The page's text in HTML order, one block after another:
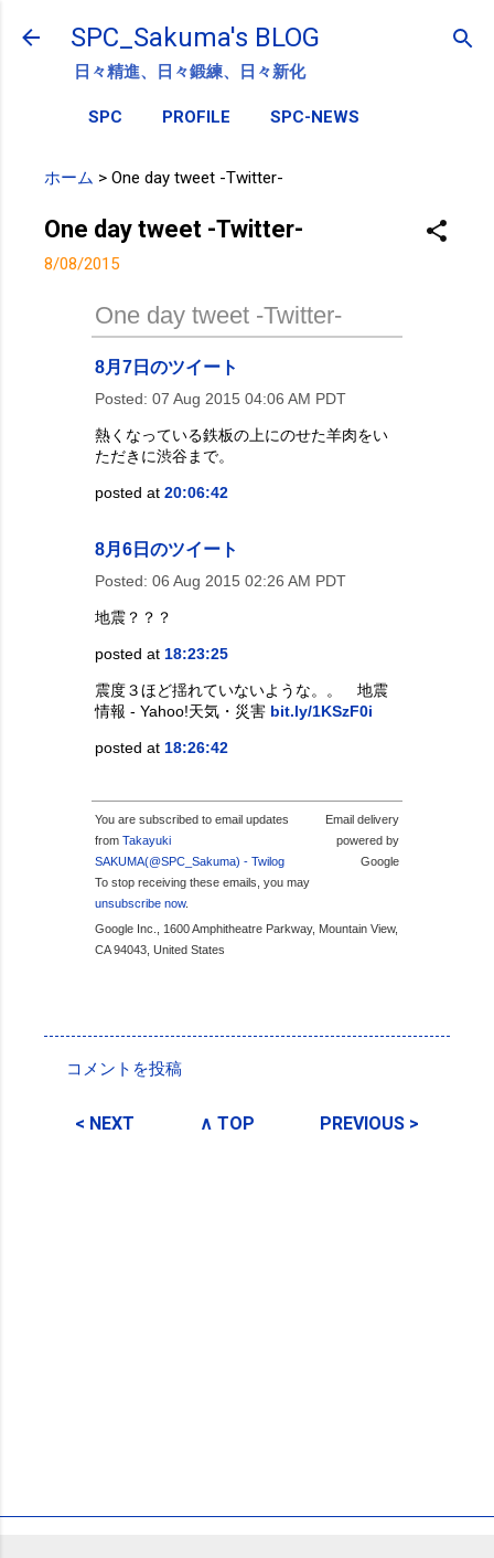
スキップしてメイン コンテンツに移動
SPC_Sakuma's BLOG
日々精進、日々鍛練、日々新化
SPC PROFILE SPC-NEWS
ホーム > One day tweet -Twitter-
One day tweet -Twitter-
8/08/2015
One day tweet -Twitter-
8月7日のツイート
Posted: 07 Aug 2015 04:06 AM PDT
熱くなっている鉄板の上にのせた羊肉をい
ただきに渋谷まで。
posted at 20:06:42
8月6日のツイート
Posted: 06 Aug 2015 02:26 AM PDT
地震？？？
posted at 18:23:25
震度３ほど揺れていないような。。 地震
情報 - Yahoo!天気・災害 bit.ly/1KSzF0i
posted at 18:26:42
You are subscribed to email updates
from Takayuki
SAKUMA(@SPC_Sakuma) - Twilog
To stop receiving these emails, you may
unsubscribe now.
Email delivery
powered by
Google
Google Inc., 1600 Amphitheatre Parkway, Mountain View,
CA 94043, United States
メ
コメントを投稿
< NEXT ∧ TOP PREVIOUS >